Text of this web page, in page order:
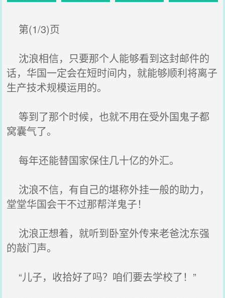
第(1/3)页
沈浪相信，只要那个人能够看到这封邮件的
话，华国一定会在短时间内，就能够顺利将离子
生产技术规模运用的。
等到了那个时候，也就不用在受外国鬼子都
窝囊气了。
每年还能替国家保住几十亿的外汇。
沈浪不信，有自己的堪称外挂一般的助力，
堂堂华国会干不过那帮洋鬼子！
沈浪正想着，就听到卧室外传来老爸沈东强
的敲门声。
“儿子，收拾好了吗？咱们要去学校了！”